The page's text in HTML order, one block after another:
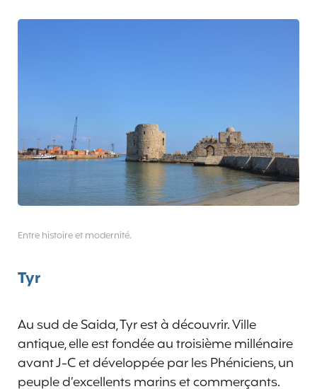
Entre histoire et modernité.
Tyr
Au sud de Saida, Tyr est à découvrir. Ville
antique, elle est fondée au troisième millénaire
avant J-C et développée par les Phéniciens, un
peuple d’excellents marins et commerçants.